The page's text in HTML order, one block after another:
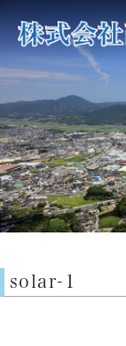
solar-1